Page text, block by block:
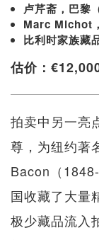
卢芹斋，巴黎
Marc Michot
比利时家族藏
估价：
拍卖中另一亮
尊，为纽约著
Bacon（
国收藏了大量
极少藏品流入